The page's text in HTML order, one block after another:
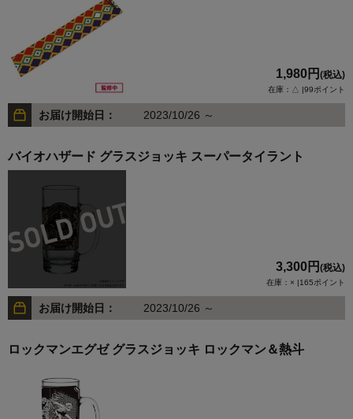
1,980円 (税込)
在庫：△ |99ポイント
お届け開始日： 2023/10/26 ～
バイオハザード グラスジョッキ スーパータイラント
3,300円 (税込)
在庫：× |165ポイント
お届け開始日： 2023/10/26 ～
ロックマンエグゼ グラスジョッキ ロックマン＆熱斗